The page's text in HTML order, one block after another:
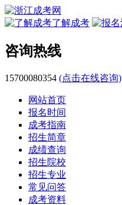
了解成考
咨询热线
15700080354 (点击在线咨询)
网站首页
报名时间
成考指南
招生简章
成绩查询
招生院校
招生专业
常见问答
成考资料